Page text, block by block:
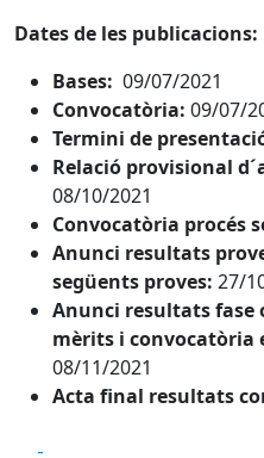
Dates de les publicacions:
Bases: 09/07/2021
Convocatòria: 09/07/
Termini de
Relació provisional
08/10/2021
Convocatòria procés
Anunci resultats
següents proves: 27/
Anunci resultats fase
mèrits i convocatòria
08/11/2021
Acta final resultats